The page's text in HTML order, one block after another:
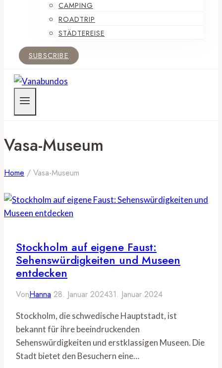
CAMPING
ROADTRIP
STÄDTEREISE
SUBSCRIBE
Vasa-Museum
Home / Vasa-Museum
Stockholm auf eigene Faust:
Sehenswürdigkeiten und Museen
entdecken
VonHanna 28. Januar 202431. Januar 2024
Stockholm, die schwedische Hauptstadt, ist
bekannt für ihre beeindruckenden
Sehenswürdigkeiten und erstklassigen Museen. Die
Stadt bietet den Besuchern eine…